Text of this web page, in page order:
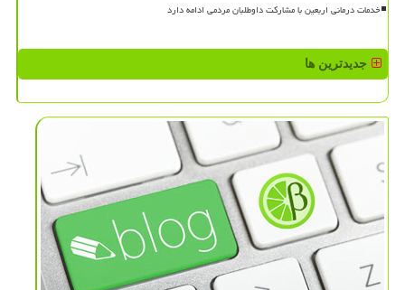
خدمات درمانی اربعین با مشارکت داوطلبان مردمی ادامه دارد
جدیدترین ها